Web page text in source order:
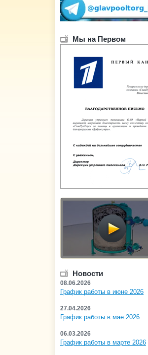
Мы на Первом
Новости
08.06.2026
График работы в июне 2026
27.04.2026
График работы в мае 2026
06.03.2026
График работы в марте 2026